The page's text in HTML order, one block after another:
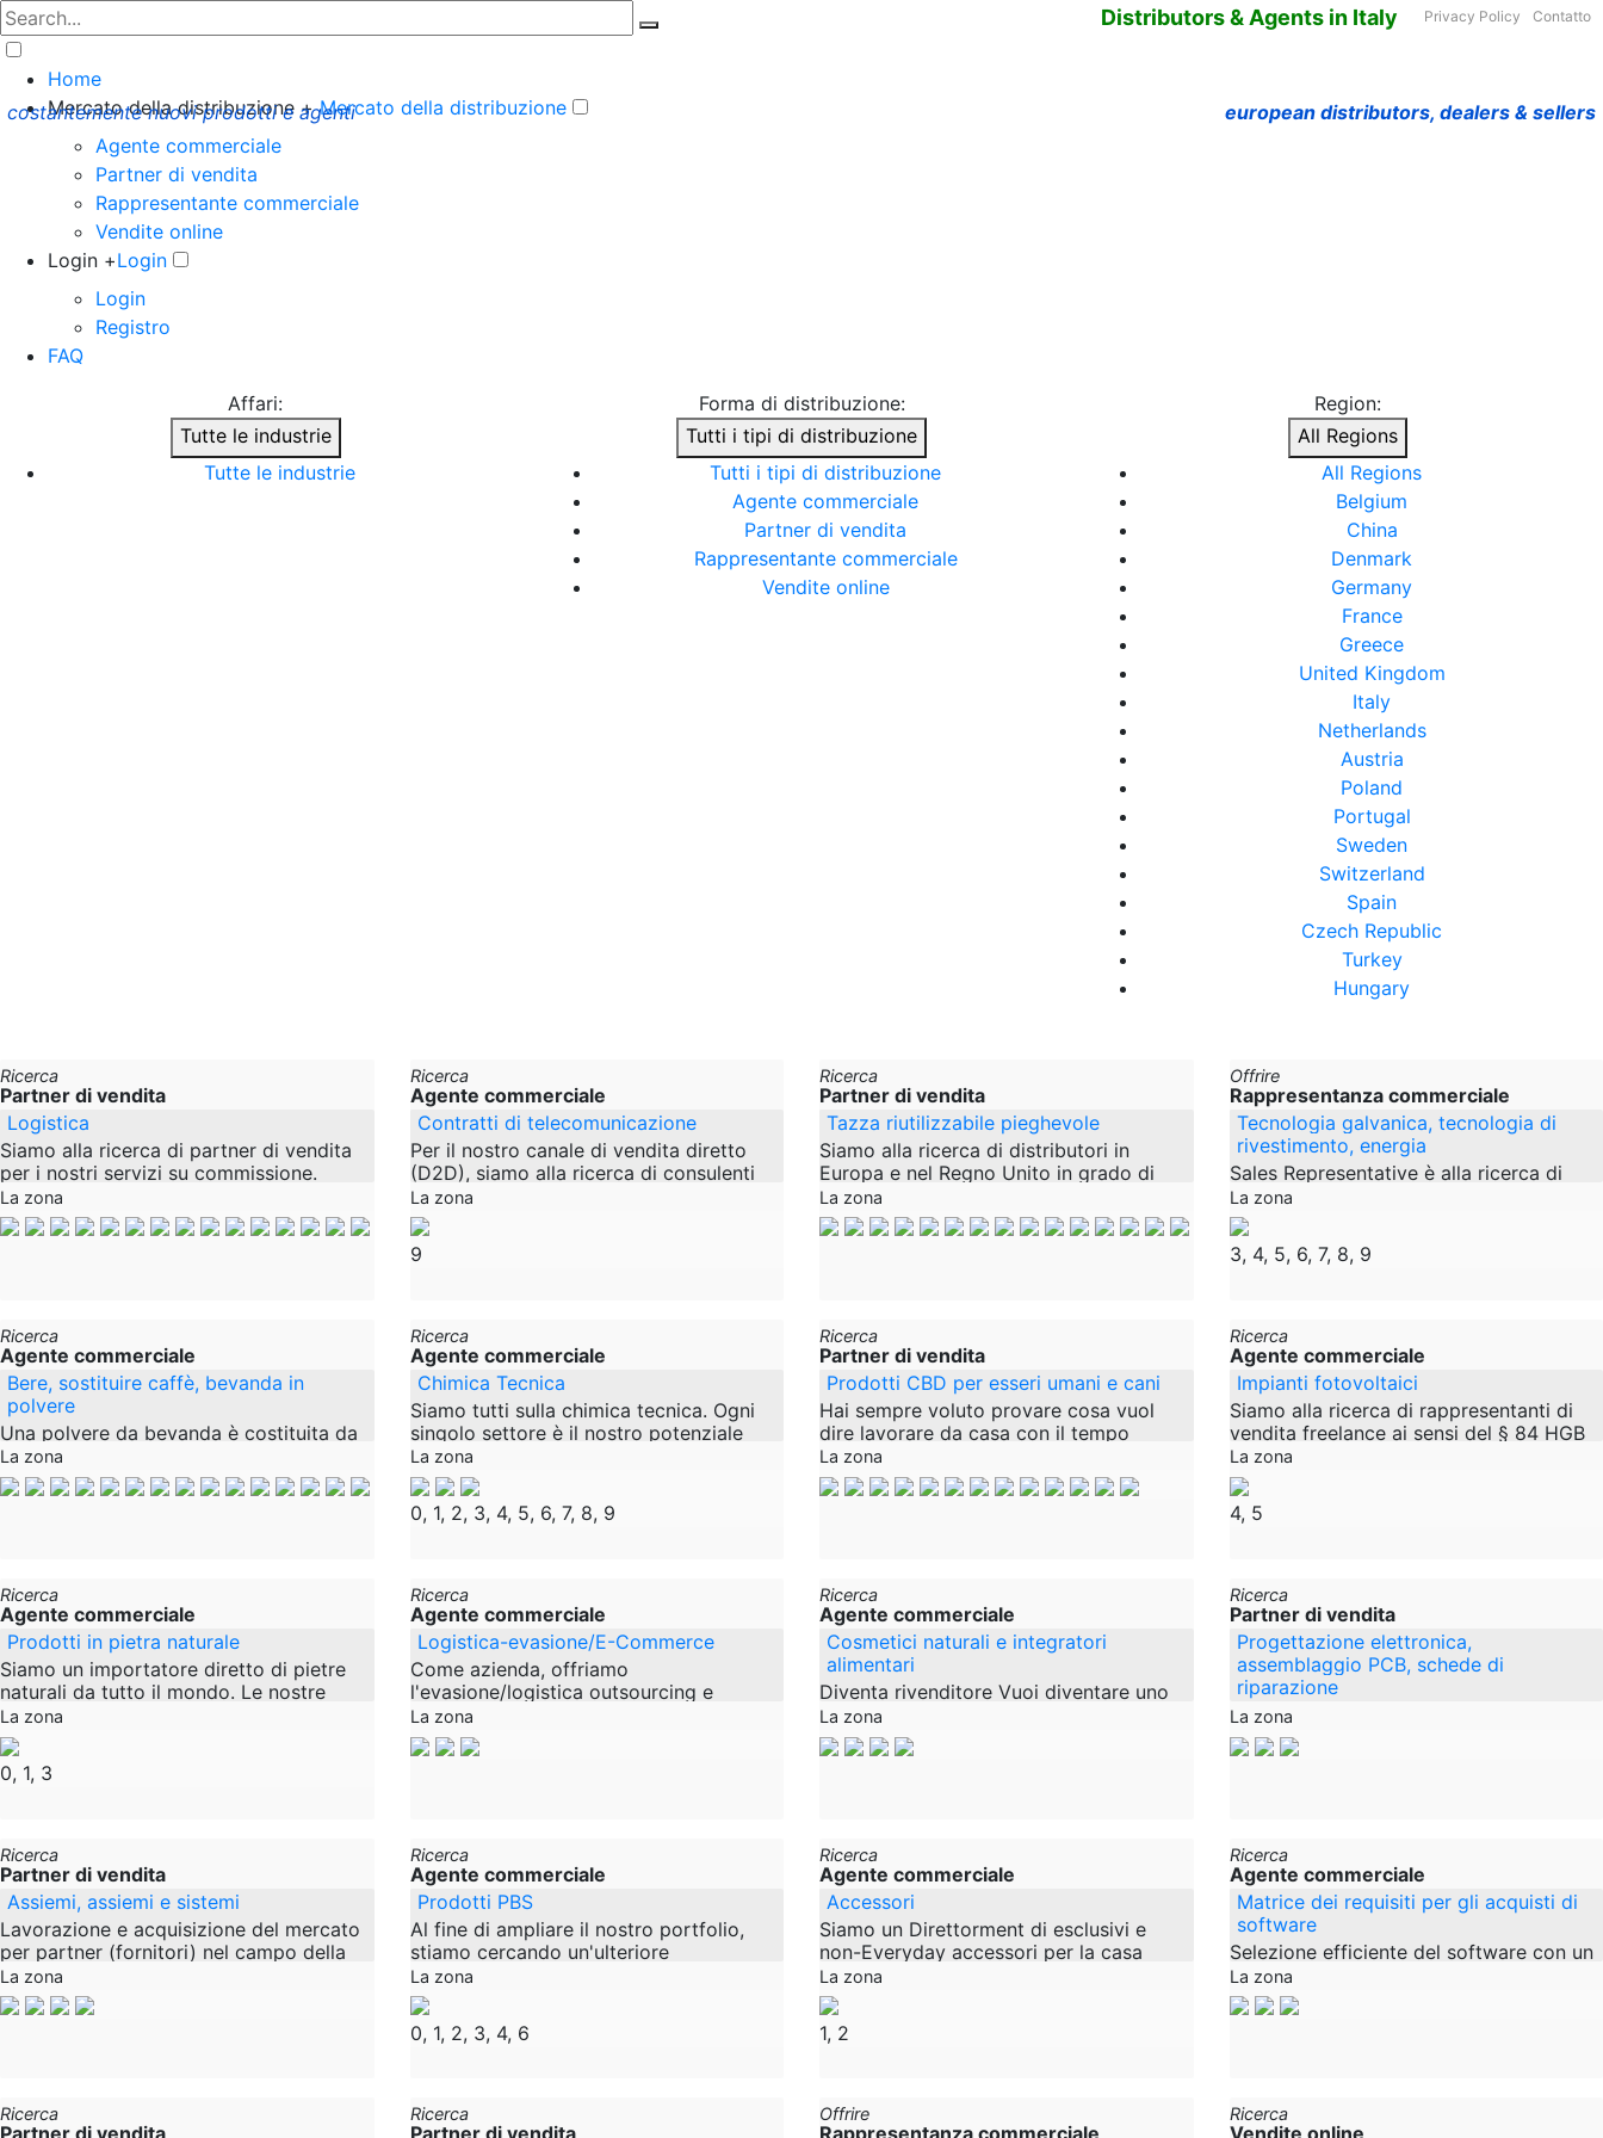
Distributors & Agents in Italy
costantemente nuovi prodotti e agenti european distributors, dealers & sellers
Privacy Policy Contatto
Home
Mercato della distribuzione + Mercato della distribuzione
Agente commerciale
Partner di vendita
Rappresentante commerciale
Vendite online
Login +Login
Login
Registro
FAQ
Affari:
Tutte le industrie
Tutte le industrie
Forma di distribuzione:
Tutti i tipi di distribuzione
Tutti i tipi di distribuzione
Agente commerciale
Partner di vendita
Rappresentante commerciale
Vendite online
Region:
All Regions
All Regions
Belgium
China
Denmark
Germany
France
Greece
United Kingdom
Italy
Netherlands
Austria
Poland
Portugal
Sweden
Switzerland
Spain
Czech Republic
Turkey
Hungary
Ricerca
Partner di vendita
Logistica
Siamo alla ricerca di partner di vendita
per i nostri servizi su commissione.
Quali servizi sono coinvolti? Il problema
principale è l'adempimento.
La zona
Ricerca
Agente commerciale
Contratti di telecomunicazione
Per il nostro canale di vendita diretto
(D2D), siamo alla ricerca di consulenti
clienti nel campo per le nostre varie
sedi in Central, Upper e Lower
Franconia
La zona
9
Ricerca
Partner di vendita
Tazza riutilizzabile pieghevole
Siamo alla ricerca di distributori in
Europa e nel Regno Unito in grado di
vendere le nostre tazze da bere
riutilizzabili pieghevoli e brevettate. Il
prodotto
La zona
Offrire
Rappresentanza commerciale
Tecnologia galvanica, tecnologia di
rivestimento, energia
Sales Representative è alla ricerca di
prodotti provenienti dai settori della
tecnologia galvanica, della tecnologia di
rivestimento e dell'energia. In
La zona
3, 4, 5, 6, 7, 8, 9
Ricerca
Agente commerciale
Bere, sostituire caffè, bevanda in
polvere
Una polvere da bevanda è costituita da
semi di dada essiccati, tostati e
macinati. È naturalmente privo di
koffeein e ricco di minerali e vitamine.
La zona
Ricerca
Agente commerciale
Chimica Tecnica
Siamo tutti sulla chimica tecnica. Ogni
singolo settore è il nostro potenziale
cliente. Ad esempio, abbiamo i seguenti
prodotti nel nostro portafoglio: -
La zona
0, 1, 2, 3, 4, 5, 6, 7, 8, 9
Ricerca
Partner di vendita
Prodotti CBD per esseri umani e cani
Hai sempre voluto provare cosa vuol
dire lavorare da casa con il tempo
libero e guadagnare soldi con esso? Qui
ti offriamo l'opportunità di costruire la
tua
La zona
Ricerca
Agente commerciale
Impianti fotovoltaici
Siamo alla ricerca di rappresentanti di
vendita freelance ai sensi del § 84 HGB
(m/f/d) per impianti fotovoltaici nel
settore privato e commerciale per il
La zona
4, 5
Ricerca
Agente commerciale
Prodotti in pietra naturale
Siamo un importatore diretto di pietre
naturali da tutto il mondo. Le nostre
pietre naturali possono essere
acquistate sfuse, in big bag, cestini di
filo
La zona
0, 1, 3
Ricerca
Agente commerciale
Logistica-evasione/E-Commerce
Come azienda, offriamo
l'evasione/logistica outsourcing e
stiamo cercando un rappresentante di
vendita, e offriamo anche soluzioni di
confezionamento come
La zona
Ricerca
Agente commerciale
Cosmetici naturali e integratori
alimentari
Diventa rivenditore Vuoi diventare uno
dei nostri rivenditori in tutto il mondo?
Benissimo. Siamo sempre alla ricerca di
rivenditori entusiasti che vogliono
La zona
Ricerca
Partner di vendita
Progettazione elettronica,
assemblaggio PCB, schede di
riparazione
Per rafforzare il nostro team, stiamo
cercando partner di vendita,
rappresentanti di vendita, distributori o
La zona
Ricerca
Partner di vendita
Assiemi, assiemi e sistemi
Lavorazione e acquisizione del mercato
per partner (fornitori) nel campo della
lavorazione dei metalli (tecnologia di
taglio, lavorazione della lamiera,
La zona
Ricerca
Agente commerciale
Prodotti PBS
Al fine di ampliare il nostro portfolio,
stiamo cercando un'ulteriore
rappresentanza per i prodotti per i
rivenditori specializzati PBS (e
correlati). Nelle
La zona
0, 1, 2, 3, 4, 6
Ricerca
Agente commerciale
Accessori
Siamo un Direttorment di esclusivi e
non-Everyday accessori per la casa
marittima e gioielli fatti a mano in
argento massiccio siamo alla ricerca di
La zona
1, 2
Ricerca
Agente commerciale
Matrice dei requisiti per gli acquisti di
software
Selezione efficiente del software con un
sistema: il vostro strumento digitale per
processi decisionali strutturati Il nostro
strumento supporta le aziende
La zona
Ricerca Ricerca Offrire Ricerca